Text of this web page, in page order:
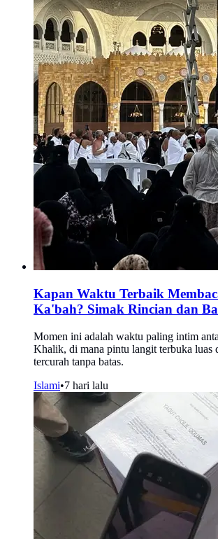
Kapan Waktu Terbaik
Ka'bah? Simak Rincian dan
Momen ini adalah waktu paling intim
Khalik, di mana pintu langit terbuka luas
tercurah tanpa batas.
Islami•7 hari lalu